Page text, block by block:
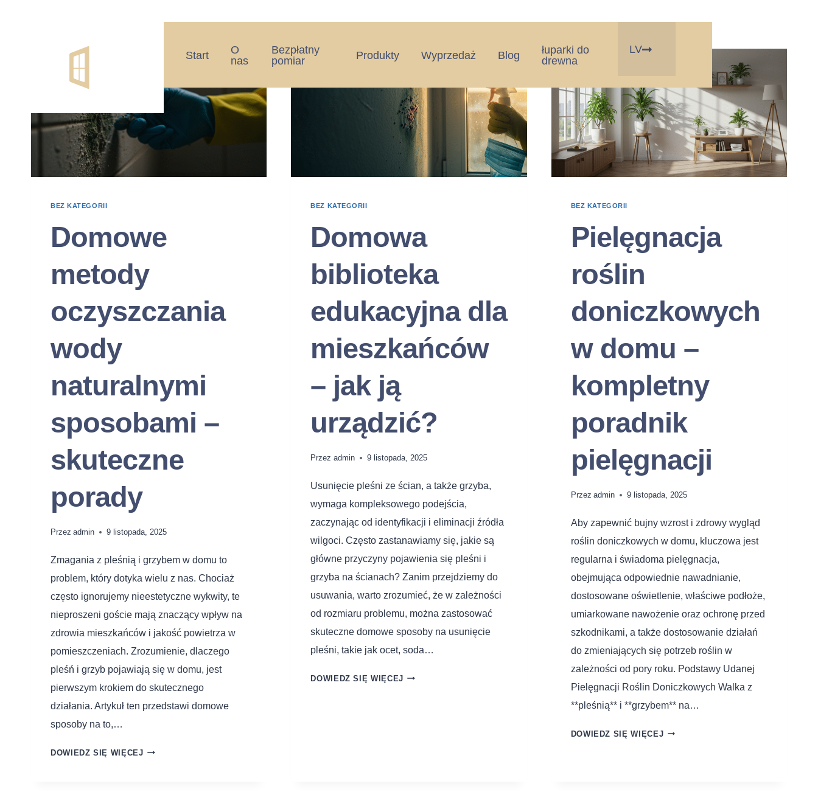
Start
O
nas
Bezpłatny
pomiar
Produkty Wyprzedaż Blog
łuparki do
drewna
LV
BEZ KATEGORII
Domowe
metody
oczyszczania
wody
naturalnymi
sposobami –
skuteczne
porady
Przez admin 9 listopada, 2025
Zmagania z pleśnią i grzybem w domu to
problem, który dotyka wielu z nas. Chociaż
często ignorujemy nieestetyczne wykwity, te
nieproszeni goście mają znaczący wpływ na
zdrowia mieszkańców i jakość powietrza w
pomieszczeniach. Zrozumienie, dlaczego
pleśń i grzyb pojawiają się w domu, jest
pierwszym krokiem do skutecznego
działania. Artykuł ten przedstawi domowe
sposoby na to,…
DOWIEDZ SIĘ WIĘCEJ
BEZ KATEGORII
Domowa
biblioteka
edukacyjna dla
mieszkańców
– jak ją
urządzić?
Przez admin 9 listopada, 2025
Usunięcie pleśni ze ścian, a także grzyba,
wymaga kompleksowego podejścia,
zaczynając od identyfikacji i eliminacji źródła
wilgoci. Często zastanawiamy się, jakie są
główne przyczyny pojawienia się pleśni i
grzyba na ścianach? Zanim przejdziemy do
usuwania, warto zrozumieć, że w zależności
od rozmiaru problemu, można zastosować
skuteczne domowe sposoby na usunięcie
pleśni, takie jak ocet, soda…
DOWIEDZ SIĘ WIĘCEJ
BEZ KATEGORII
Pielęgnacja
roślin
doniczkowych
w domu –
kompletny
poradnik
pielęgnacji
Przez admin 9 listopada, 2025
Aby zapewnić bujny wzrost i zdrowy wygląd
roślin doniczkowych w domu, kluczowa jest
regularna i świadoma pielęgnacja,
obejmująca odpowiednie nawadnianie,
dostosowane oświetlenie, właściwe podłoże,
umiarkowane nawożenie oraz ochronę przed
szkodnikami, a także dostosowanie działań
do zmieniających się potrzeb roślin w
zależności od pory roku. Podstawy Udanej
Pielęgnacji Roślin Doniczkowych Walka z
**pleśnią** i **grzybem** na…
DOWIEDZ SIĘ WIĘCEJ